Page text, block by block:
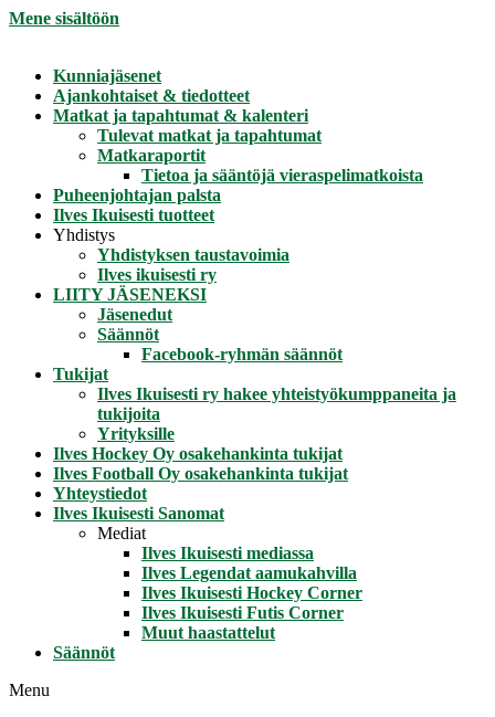
Mene sisältöön
Kunniajäsenet
Ajankohtaiset & tiedotteet
Matkat ja tapahtumat & kalenteri
Tulevat matkat ja tapahtumat
Matkaraportit
Tietoa ja sääntöjä vieraspelimatkoista
Puheenjohtajan palsta
Ilves Ikuisesti tuotteet
Yhdistys
Yhdistyksen taustavoimia
Ilves ikuisesti ry
LIITY JÄSENEKSI
Jäsenedut
Säännöt
Facebook-ryhmän säännöt
Tukijat
Ilves Ikuisesti ry hakee yhteistyökumppaneita ja
tukijoita
Yrityksille
Ilves Hockey Oy osakehankinta tukijat
Ilves Football Oy osakehankinta tukijat
Yhteystiedot
Ilves Ikuisesti Sanomat
Mediat
Ilves Ikuisesti mediassa
Ilves Legendat aamukahvilla
Ilves Ikuisesti Hockey Corner
Ilves Ikuisesti Futis Corner
Muut haastattelut
Säännöt
Menu